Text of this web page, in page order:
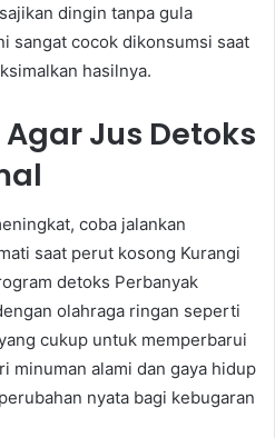
dingin tanpa gula
sangat cocok dikonsumsi saat
hasilnya.
Jus Detoks
coba jalankan
saat perut kosong Kurangi
detoks Perbanyak
olahraga ringan seperti
cukup untuk memperbarui
minuman alami dan gaya hidup
nyata bagi kebugaran